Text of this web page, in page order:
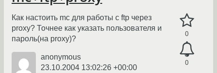
0
0
Как настоить mc для работы с ftp через
proxy? Точнее как указать пользователя и
пароль(на proxy)?
anonymous
23.10.2004 13:02:26 +00:00